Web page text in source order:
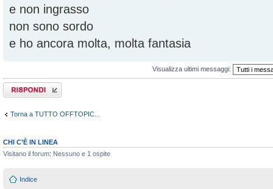
e non ingrasso
non sono sordo
e ho ancora molta, molta fantasia
Visualizza ultimi messaggi:
Rispondi al
messaggio
Torna a TUTTO OFFTOPIC...
CHI C’È IN LINEA
Visitano il forum: Nessuno e 1 ospite
Indice